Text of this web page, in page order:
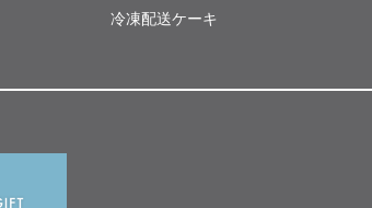
冷凍配送ケーキ